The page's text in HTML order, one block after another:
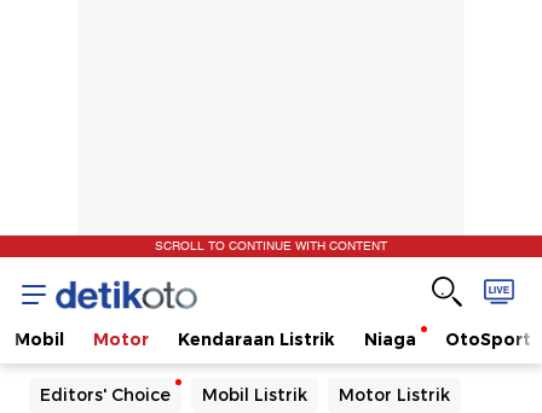
SCROLL TO CONTINUE WITH CONTENT
Mobil Motor Kendaraan Listrik Niaga OtoSport
Editors' Choice Mobil Listrik Motor Listrik